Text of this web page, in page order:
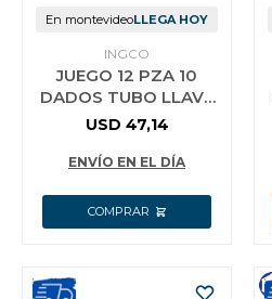
En montevideoLLEGA HOY
INGCO
JUEGO 12 PZA 10
DADOS TUBO LLAVE
CRIQUE 1/2´´
USD 47,14
ENVÍO EN EL DÍA